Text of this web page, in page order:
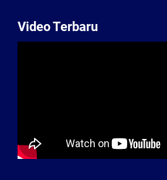
Video Terbaru